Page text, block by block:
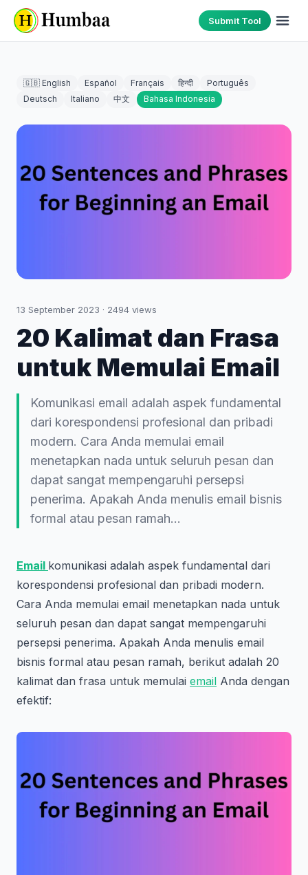
Submit Tool
🇬🇧 English Español Français हिन्दी
Português
Deutsch
Italiano 中文 Bahasa Indonesia
13 September 2023 · 2494 views
20 Kalimat dan Frasa
untuk Memulai Email
Komunikasi email adalah aspek fundamental
dari korespondensi profesional dan pribadi
modern. Cara Anda memulai email
menetapkan nada untuk seluruh pesan dan
dapat sangat mempengaruhi persepsi
penerima. Apakah Anda menulis email bisnis
formal atau pesan ramah...
Email komunikasi adalah aspek fundamental dari
korespondensi profesional dan pribadi modern.
Cara Anda memulai email menetapkan nada untuk
seluruh pesan dan dapat sangat mempengaruhi
persepsi penerima. Apakah Anda menulis email
bisnis formal atau pesan ramah, berikut adalah 20
kalimat dan frasa untuk memulai email Anda dengan
efektif: